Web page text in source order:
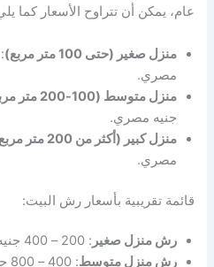
عام، يمكن أن تتراوح الأسعار كما
منزل صغير (حتى 100 متر مربع)
مصري.
منزل متوسط (100-200 متر مربع)
جنيه مصري.
منزل كبير (أكثر من 200 متر مربع)
مصري.
قائمة تقريبية بأسعار رش البيت:
رش منزل صغير : 200 – 400 جنيه مصري
رش منزل متوسط: 400 – 800 جنيه مصري